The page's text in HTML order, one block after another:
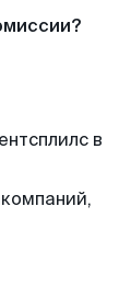
в